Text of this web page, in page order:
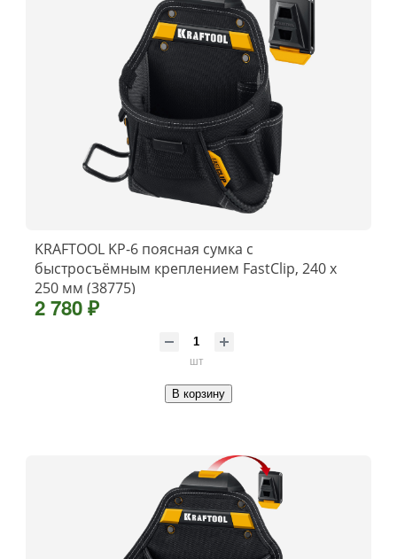
KRAFTOOL KP-6 поясная сумка с
быстросъёмным креплением FastClip, 240 х
250 мм (38775)
2 780 ₽
шт
В корзину